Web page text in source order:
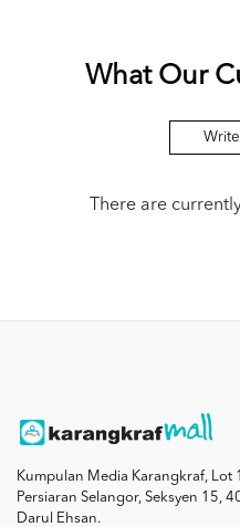
What Our
There are
Kumpulan Media Karangkraf, Lot
Persiaran Selangor, Seksyen 15,
Darul Ehsan.